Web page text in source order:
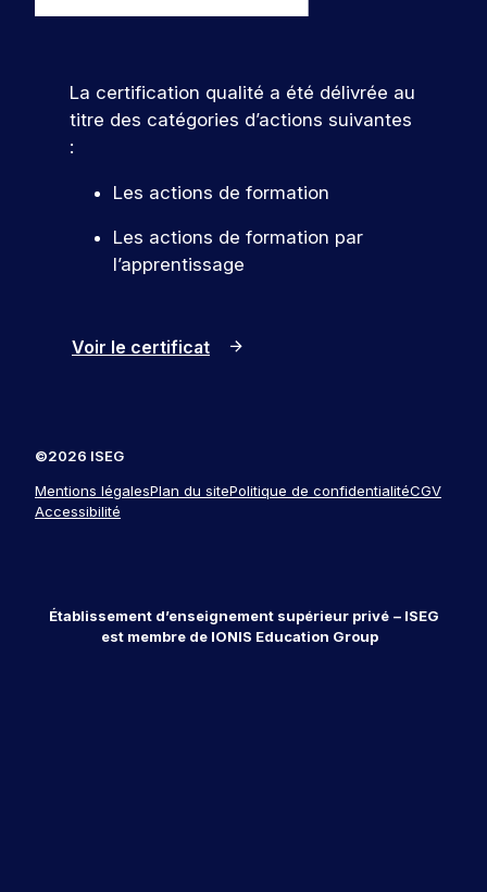
La certification qualité a été délivrée au
titre des catégories d’actions suivantes
:
Les actions de formation
Les actions de formation par
l’apprentissage
Voir le certificat
©2026 ISEG
Mentions légalesPlan du sitePolitique de confidentialitéCGV
Accessibilité
Établissement d’enseignement supérieur privé – ISEG
est membre de IONIS Education Group